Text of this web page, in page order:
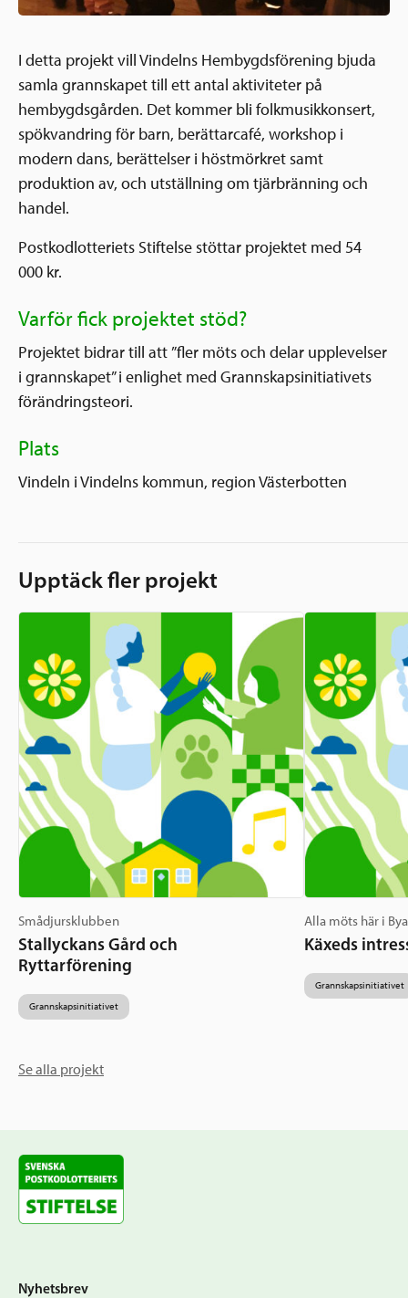
I detta projekt vill Vindelns Hembygdsförening bjuda
samla grannskapet till ett antal aktiviteter på
hembygdsgården. Det kommer bli folkmusikkonsert,
spökvandring för barn, berättarcafé, workshop i
modern dans, berättelser i höstmörkret samt
produktion av, och utställning om tjärbränning och
handel.
Postkodlotteriets Stiftelse stöttar projektet med 54
000 kr.
Varför fick projektet stöd?
Projektet bidrar till att ”fler möts och delar upplevelser
i grannskapet” i enlighet med Grannskapsinitiativets
förändringsteori.
Plats
Vindeln i Vindelns kommun, region Västerbotten
Upptäck fler projekt
Smådjursklubben
Stallyckans Gård och
Ryttarförening
Grannskapsinitiativet
Alla möts här i
Käxeds
Grannskapsinitiativet
Se alla projekt
Nyhetsbrev